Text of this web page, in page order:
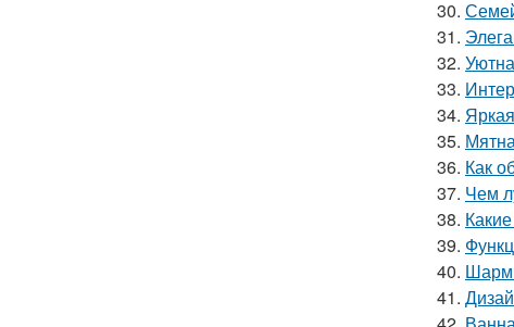
30.
31.
32.
33.
34.
35.
36. Как
37. Чем
38.
39.
40. Шарм
41.